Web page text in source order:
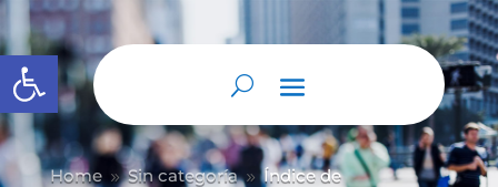
Abrir barra de herramientas
Home 9 Sin categoría 9 Índice de